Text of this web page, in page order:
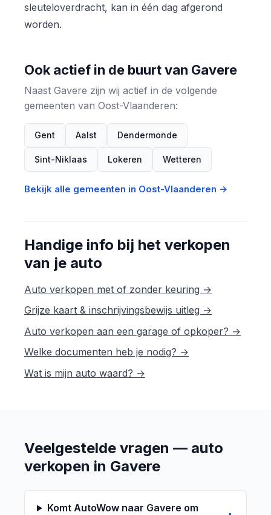
sleuteloverdracht, kan in één dag afgerond
worden.
Ook actief in de buurt van Gavere
Naast Gavere zijn wij actief in de volgende
gemeenten van Oost-Vlaanderen:
Gent Aalst Dendermonde
Sint-Niklaas Lokeren Wetteren
Bekijk alle gemeenten in Oost-Vlaanderen →
Handige info bij het verkopen
van je auto
Auto verkopen met of zonder keuring →
Grijze kaart & inschrijvingsbewijs uitleg →
Auto verkopen aan een garage of opkoper? →
Welke documenten heb je nodig? →
Wat is mijn auto waard? →
Veelgestelde vragen — auto
verkopen in Gavere
Komt AutoWow naar Gavere om